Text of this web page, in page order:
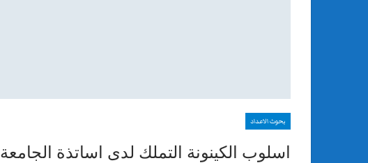
بحوث الاعداد
اسلوب الكينونة التملك لدى اساتذة الجامعة